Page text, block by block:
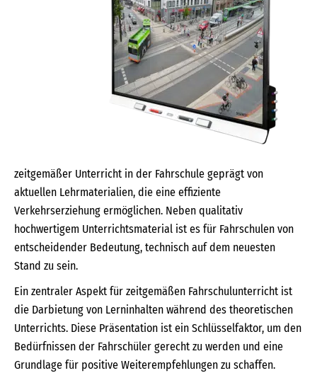
zeitgemäßer Unterricht in der Fahrschule geprägt von
aktuellen Lehrmaterialien, die eine effiziente
Verkehrserziehung ermöglichen. Neben qualitativ
hochwertigem Unterrichtsmaterial ist es für Fahrschulen von
entscheidender Bedeutung, technisch auf dem neuesten
Stand zu sein.
Ein zentraler Aspekt für zeitgemäßen Fahrschulunterricht ist
die Darbietung von Lerninhalten während des theoretischen
Unterrichts. Diese Präsentation ist ein Schlüsselfaktor, um den
Bedürfnissen der Fahrschüler gerecht zu werden und eine
Grundlage für positive Weiterempfehlungen zu schaffen.